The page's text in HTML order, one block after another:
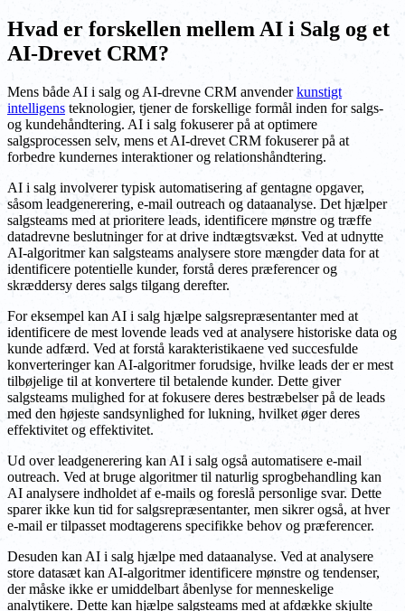
Hvad er forskellen mellem AI i Salg og et
AI-Drevet CRM?
Mens både AI i salg og AI-drevne CRM anvenderkunstigt
intelligens teknologier, tjener de forskellige formål inden for salgs-
og kundehåndtering. AI i salg fokuserer på at optimere
salgsprocessen selv, mens et AI-drevet CRM fokuserer på at
forbedre kundernes interaktioner og relationshåndtering.
AI i salg involverer typisk automatisering af gentagne opgaver,
såsom leadgenerering, e-mail outreach og dataanalyse. Det hjælper
salgsteams med at prioritere leads, identificere mønstre og træffe
datadrevne beslutninger for at drive indtægtsvækst. Ved at udnytte
AI-algoritmer kan salgsteams analysere store mængder data for at
identificere potentielle kunder, forstå deres præferencer og
skræddersy deres salgs tilgang derefter.
For eksempel kan AI i salg hjælpe salgsrepræsentanter med at
identificere de mest lovende leads ved at analysere historiske data og
kunde adfærd. Ved at forstå karakteristikaene ved succesfulde
konverteringer kan AI-algoritmer forudsige, hvilke leads der er mest
tilbøjelige til at konvertere til betalende kunder. Dette giver
salgsteams mulighed for at fokusere deres bestræbelser på de leads
med den højeste sandsynlighed for lukning, hvilket øger deres
effektivitet og effektivitet.
Ud over leadgenerering kan AI i salg også automatisere e-mail
outreach. Ved at bruge algoritmer til naturlig sprogbehandling kan
AI analysere indholdet af e-mails og foreslå personlige svar. Dette
sparer ikke kun tid for salgsrepræsentanter, men sikrer også, at hver
e-mail er tilpasset modtagerens specifikke behov og præferencer.
Desuden kan AI i salg hjælpe med dataanalyse. Ved at analysere
store datasæt kan AI-algoritmer identificere mønstre og tendenser,
der måske ikke er umiddelbart åbenlyse for menneskelige
analytikere. Dette kan hjælpe salgsteams med at afdække skjulte